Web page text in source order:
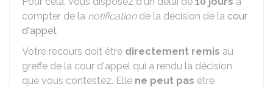
compter de la notificationde la décision de la cour
d'appel.
Votre recours doit être directement remis au
greffe de la cour d'appel qui a rendu la décision
que vous contestez. Elle ne peut pas être